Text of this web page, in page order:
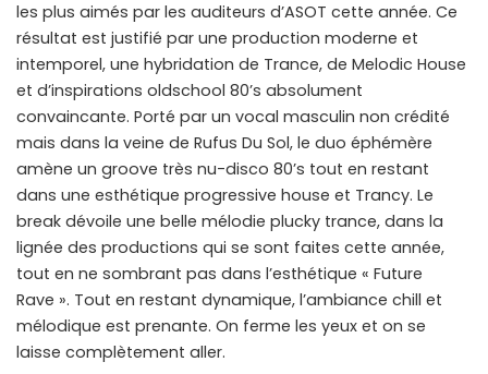
les plus aimés par les auditeurs d’ASOT cette année. Ce
résultat est justifié par une production moderne et
intemporel, une hybridation de Trance, de Melodic House
et d’inspirations oldschool 80’s absolument
convaincante. Porté par un vocal masculin non crédité
mais dans la veine de Rufus Du Sol, le duo éphémère
amène un groove très nu-disco 80’s tout en restant
dans une esthétique progressive house et Trancy. Le
break dévoile une belle mélodie plucky trance, dans la
lignée des productions qui se sont faites cette année,
tout en ne sombrant pas dans l’esthétique « Future
Rave ». Tout en restant dynamique, l’ambiance chill et
mélodique est prenante. On ferme les yeux et on se
laisse complètement aller.